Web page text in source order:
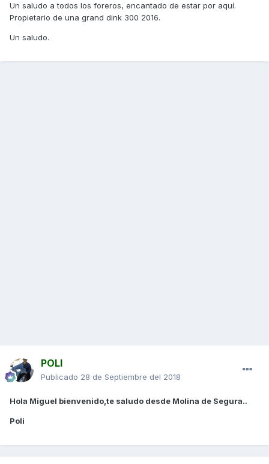
Un saludo a todos los foreros, encantado de estar por aquí.
Propietario de una grand dink 300 2016.
Un saludo.
POLI
Publicado 28 de Septiembre del 2018
Hola Miguel bienvenido,te saludo desde Molina de Segura..
Poli